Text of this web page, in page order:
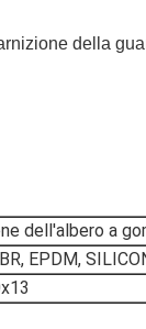
della
dell'albero a
EPDM,